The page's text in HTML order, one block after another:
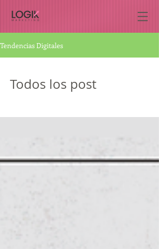
Tendencias Digitales
Todos los post